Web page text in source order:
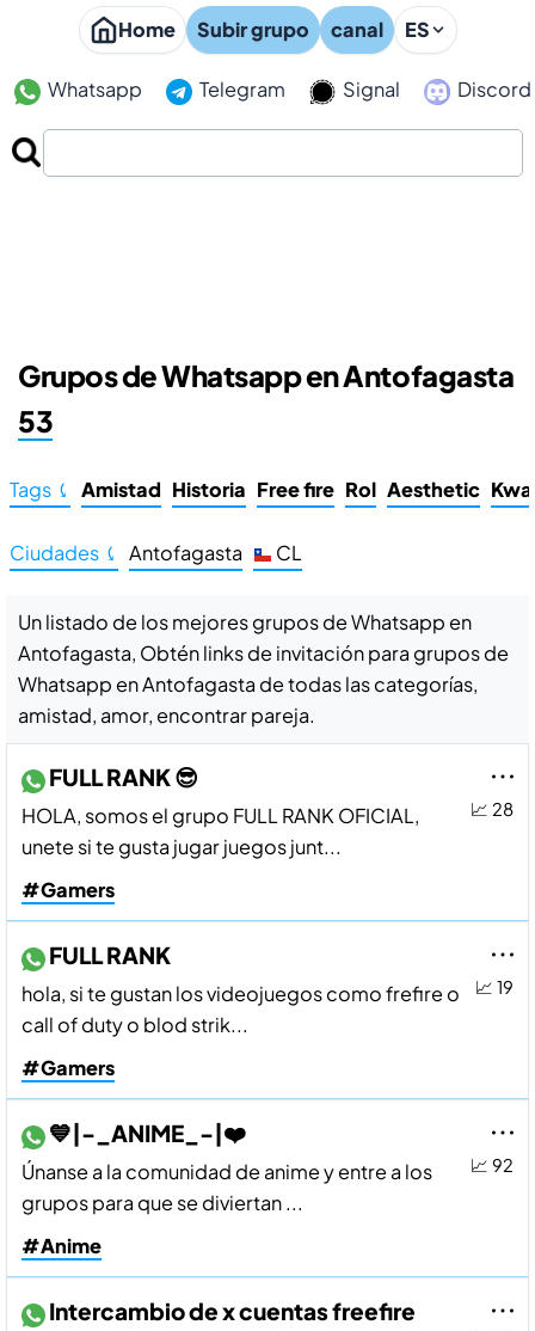
Home Subir grupo canal ES
Whatsapp Telegram Signal Discord
Grupos de Whatsapp en Antofagasta
53
Tags ⤹ Amistad Historia Free fire Rol Aesthetic
Ciudades ⤹ Antofagasta CL
Un listado de los mejores grupos de Whatsapp en
Antofagasta, Obtén links de invitación para grupos de
Whatsapp en Antofagasta de todas las categorías,
amistad, amor, encontrar pareja.
📈 28
FULL RANK 😎
HOLA, somos el grupo FULL RANK OFICIAL,
unete si te gusta jugar juegos junt...
#Gamers
📈 19
FULL RANK
hola, si te gustan los videojuegos como frefire o
call of duty o blod strik...
#Gamers
📈 92
💙|-_ANIME_-|❤️
Únanse a la comunidad de anime y entre a los
grupos para que se diviertan ...
#Anime
Intercambio de x cuentas freefire